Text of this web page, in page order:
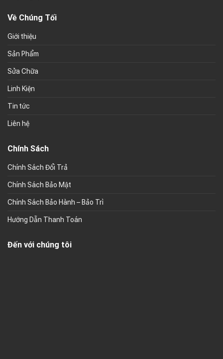
Về Chúng Tối
Giới thiệu
Sản Phẩm
Sửa Chữa
Linh Kiện
Tin tức
Liên hệ
Chính Sách
Chính Sách Đổi Trả
Chính Sách Bảo Mật
Chính Sách Bảo Hành – Bảo Trì
Hướng Dẫn Thanh Toán
Đến với chúng tôi